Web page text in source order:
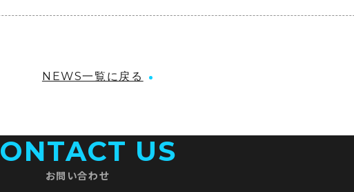
NEWS一覧に戻る
US
お問い合わせ